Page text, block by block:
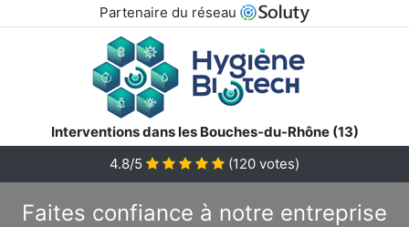
Partenaire du réseau
Interventions dans les Bouches-du-Rhône (13)
4.8/5
(120 votes)
Faites confiance à notre entreprise